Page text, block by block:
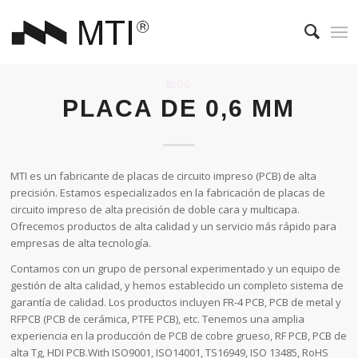
PLACA DE 0,6 MM
MTI es un fabricante de placas de circuito impreso (PCB) de alta
precisión. Estamos especializados en la fabricación de placas de
circuito impreso de alta precisión de doble cara y multicapa.
Ofrecemos productos de alta calidad y un servicio más rápido para
empresas de alta tecnología.
Contamos con un grupo de personal experimentado y un equipo de
gestión de alta calidad, y hemos establecido un completo sistema de
garantía de calidad. Los productos incluyen FR-4 PCB, PCB de metal y
RFPCB (PCB de cerámica, PTFE PCB), etc. Tenemos una amplia
experiencia en la producción de PCB de cobre grueso, RF PCB, PCB de
alta Tg, HDI PCB.With ISO9001, ISO14001, TS16949, ISO 13485, RoHS